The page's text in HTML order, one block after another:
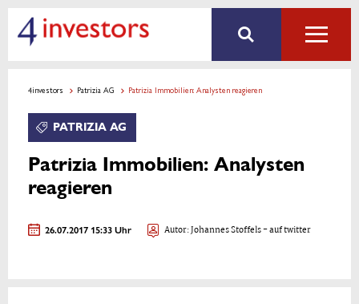
4investors Patrizia AG Patrizia Immobilien: Analysten reagieren
PATRIZIA AG
Patrizia Immobilien: Analysten
reagieren
26.07.2017 15:33 Uhr Autor:Johannes Stoffels- auf twitter